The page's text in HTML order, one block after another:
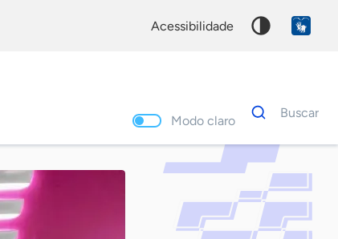
acessibilidade
Modo claro
Dados
para
Buscar
Palavra
chave